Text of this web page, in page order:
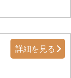
詳細を見る